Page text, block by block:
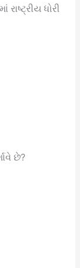
ધોરી
છે?